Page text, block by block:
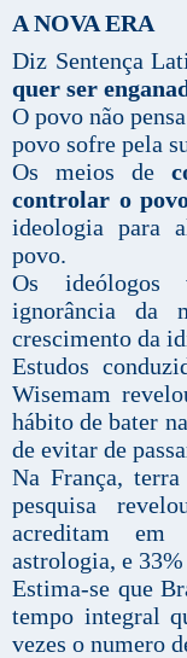
A NOVA ERA
Diz Sentença
quer ser
O povo não
povo sofre pela
Os meios de
controlar o
ideologia para
povo.
Os ideólogos
ignorância da
crescimento da
Estudos
Wisemam
hábito de bater
de evitar de
Na França,
pesquisa
acreditam em
astrologia, e
Estima-se que
tempo integral
vezes o numero